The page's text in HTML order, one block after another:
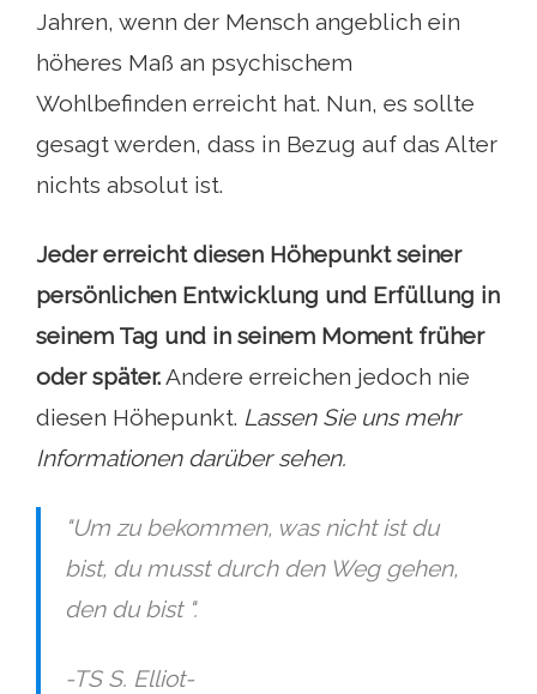
Jahren, wenn der Mensch angeblich ein
höheres Maß an psychischem
Wohlbefinden erreicht hat. Nun, es sollte
gesagt werden, dass in Bezug auf das Alter
nichts absolut ist.
Jeder erreicht diesen Höhepunkt seiner
persönlichen Entwicklung und Erfüllung in
seinem Tag und in seinem Moment früher
oder später.Andere erreichen jedoch nie
diesen Höhepunkt. Lassen Sie uns mehr
Informationen darüber sehen.
"Um zu bekommen, was nicht ist du
bist, du musst durch den Weg gehen,
den du bist ".
-TS S. Elliot-